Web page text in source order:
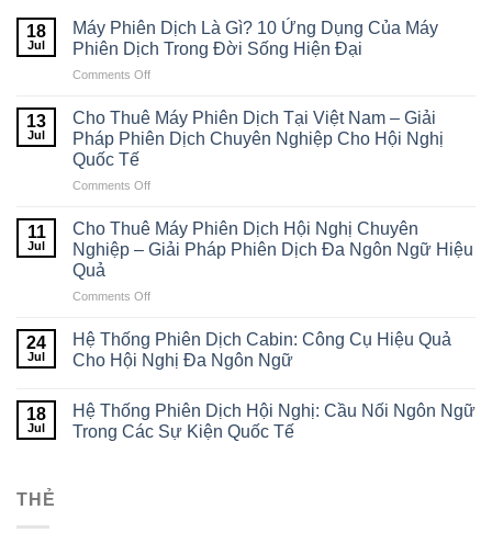
Tế
Dịch
Đa
Ngôn
Quả
18
Jul
Máy Phiên Dịch Là Gì? 10 Ứng Dụng Của Máy
Phiên Dịch Trong Đời Sống Hiện Đại
Comments Off
Phiên
Dịch
Dụng
Của
Đời
Sống
Hiện
13
Jul
Cho Thuê Máy Phiên Dịch Tại Việt Nam – Giải
Pháp Phiên Dịch Chuyên Nghiệp Cho Hội Nghị
Quốc Tế
Comments Off
Thuê
Máy
Nam
–
Giải
Phiên
Dịch
11
Jul
Cho Thuê Máy Phiên Dịch Hội Nghị Chuyên
Nghiệp – Giải Pháp Phiên Dịch Đa Ngôn Ngữ Hiệu
Quả
Comments Off
Thuê
Máy
Phiên
Hội
Nghị
24
Jul
Hệ Thống Phiên Dịch Cabin: Công Cụ Hiệu Quả
Cho Hội Nghị Đa Ngôn Ngữ
18
Jul
Hệ Thống Phiên Dịch Hội Nghị: Cầu Nối Ngôn Ngữ
Trong Các Sự Kiện Quốc Tế
THẺ